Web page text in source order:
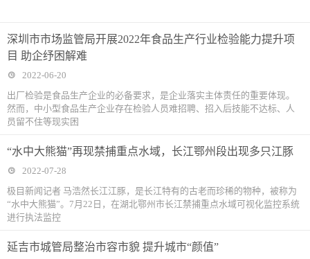
深圳市市场监管局开展2022年食品生产行业检验能力提升项
目 助企纾困解难
2022-06-20
出厂检验是食品生产企业的必备要求，是企业落实主体责任的重要体现。
然而，中小型食品生产企业存在检验人员难招聘、招入后技能不达标、人
员留不住等现实困
“水中大熊猫”再现禁捕重点水域，长江鄂州段出现多只江豚
2022-07-28
极目新闻记者 马浩然长江江豚，是长江特有的古老而珍稀的物种，被称为
“水中大熊猫”。7月22日，在湖北鄂州市长江禁捕重点水域可视化监控系统
进行执法监控
延吉市城管局整治市容市貌 提升城市“颜值”